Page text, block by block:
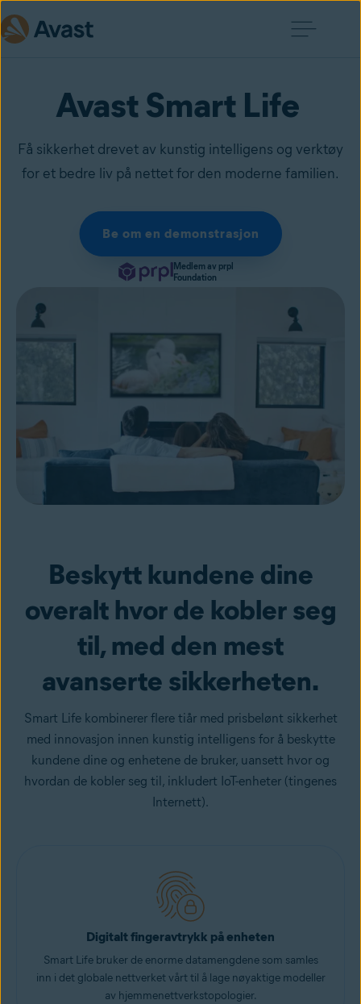
Avast Smart Life
Få sikkerhet drevet av kunstig intelligens og verktøy
for et bedre liv på nettet for den moderne familien.
Be om en demonstrasjon
Medlem av prpl
Foundation
Beskytt kundene dine
overalt hvor de kobler seg
til, med den mest
avanserte sikkerheten.
Smart Life kombinerer flere tiår med prisbelønt sikkerhet
med innovasjon innen kunstig intelligens for å beskytte
kundene dine og enhetene de bruker, uansett hvor og
hvordan de kobler seg til, inkludert IoT-enheter (tingenes
Internett).
Digitalt fingeravtrykk på enheten
Smart Life bruker de enorme datamengdene som samles
inn i det globale nettverket vårt til å lage nøyaktige modeller
av hjemmenettverkstopologier.